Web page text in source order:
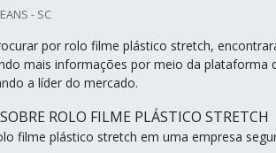
- SC
por rolo filme plástico stretch,
mais informações por meio da plataforma
a líder do mercado.
ROLO FILME PLÁSTICO STRETCH
filme plástico stretch em uma empresa